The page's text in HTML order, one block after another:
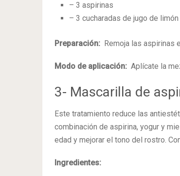
– 3 aspirinas
– 3 cucharadas de jugo de
Preparación: Remoja las aspirinas
Modo de aplicación: Aplícate la
3- Mascarilla de
Este tratamiento reduce las
combinación de aspirina, yogur y
edad y mejorar el tono del rostro.
Ingredientes: